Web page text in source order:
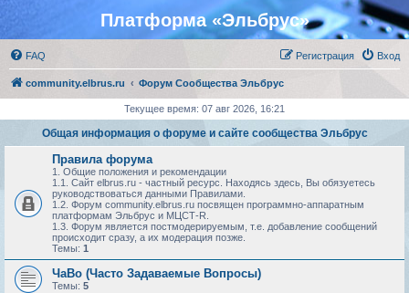
Платформа «Эльбрус»
FAQ Вход
Регистрация
community.elbrus.ru Форум Сообщества Эльбрус
Текущее время: 07 авг 2026, 16:21
Общая информация о форуме и сайте сообщества Эльбрус
Правила форума
1. Общие положения и рекомендации
1.1. Сайт elbrus.ru - частный ресурс. Находясь здесь, Вы обязуетесь
руководствоваться данными Правилами.
1.2. Форум community.elbrus.ru посвящен программно-аппаратным
платформам Эльбрус и МЦСТ-R.
1.3. Форум является постмодерируемым, т.е. добавление сообщений
происходит сразу, а их модерация позже.
Темы: 1
ЧаВо (Часто Задаваемые Вопросы)
Темы: 5